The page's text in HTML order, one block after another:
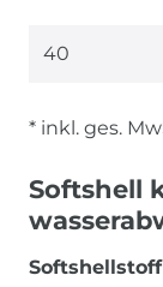
* inkl. ges.
Softshell
Softshellstoff